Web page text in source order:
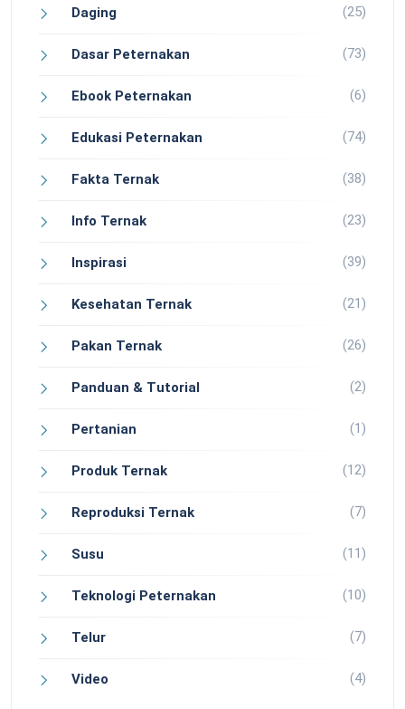
Daging (25)
Dasar Peternakan (73)
Ebook Peternakan (6)
Edukasi Peternakan (74)
Fakta Ternak (38)
Info Ternak (23)
Inspirasi (39)
Kesehatan Ternak (21)
Pakan Ternak (26)
Panduan & Tutorial (2)
Pertanian (1)
Produk Ternak (12)
Reproduksi Ternak (7)
Susu (11)
Teknologi Peternakan (10)
Telur (7)
Video (4)